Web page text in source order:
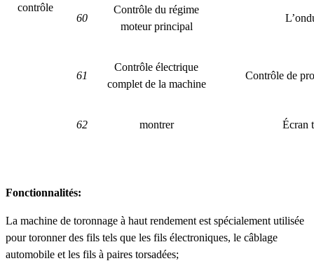
contrôle
60
Contrôle du régime
moteur principal
61
Contrôle électrique
complet de la machine
Contrôle de
62 montrer Écran
Fonctionnalités:
La machine de toronnage à haut rendement est spécialement utilisée
pour toronner des fils tels que les fils électroniques, le câblage
automobile et les fils à paires torsadées;